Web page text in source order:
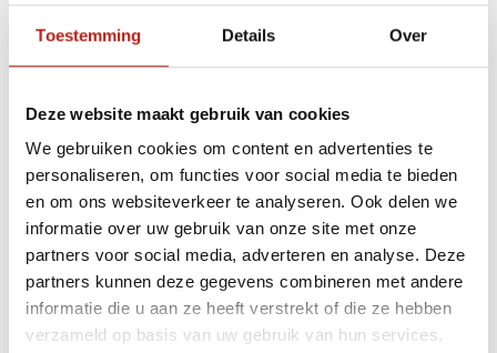
Toestemming Details Over
Deze website maakt gebruik van cookies
We gebruiken cookies om content en advertenties te
personaliseren, om functies voor social media te bieden
en om ons websiteverkeer te analyseren. Ook delen we
informatie over uw gebruik van onze site met onze
partners voor social media, adverteren en analyse. Deze
partners kunnen deze gegevens combineren met andere
informatie die u aan ze heeft verstrekt of die ze hebben
verzameld op basis van uw gebruik van hun services.
Apply filters
Producten getagd met
Beukenhouten Bo staff -
oefenstok 182 Cm 930 gram
Producten
Filter